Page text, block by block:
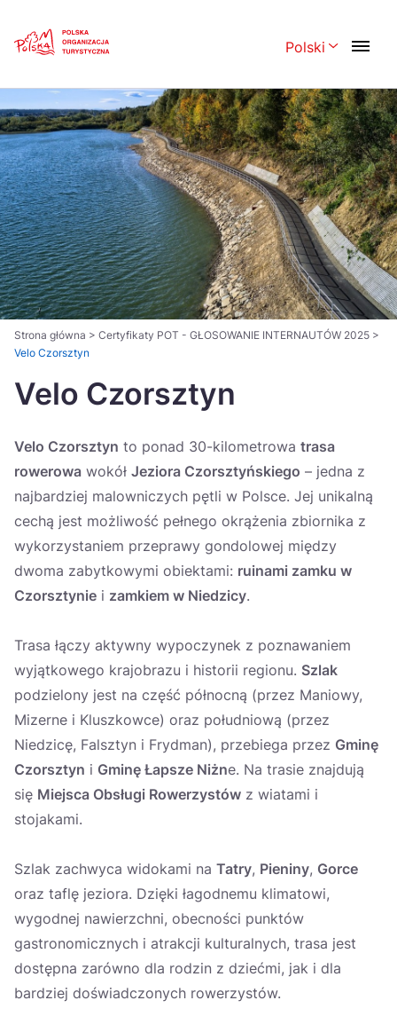
Polski
Polski English
Česká 中国
Dansk Deutsch
Español Français
Italiano Magyar
Nederlands 日本語
Português Norsk
Україна
Zamknij
Strona główna > Certyfikaty POT - GŁOSOWANIE INTERNAUTÓW 2025 >
Velo Czorsztyn
Velo Czorsztyn
Velo Czorsztyn to ponad 30-kilometrowa trasa
rowerowa wokół Jeziora Czorsztyńskiego – jedna z
najbardziej malowniczych pętli w Polsce. Jej unikalną
cechą jest możliwość pełnego okrążenia zbiornika z
wykorzystaniem przeprawy gondolowej między
dwoma zabytkowymi obiektami: ruinami zamku w
Czorsztynie i zamkiem w Niedzicy.
Trasa łączy aktywny wypoczynek z poznawaniem
wyjątkowego krajobrazu i historii regionu. Szlak
podzielony jest na część północną (przez Maniowy,
Mizerne i Kluszkowce) oraz południową (przez
Niedzicę, Falsztyn i Frydman), przebiega przez Gminę
Czorsztyn i Gminę Łapsze Niżne. Na trasie znajdują
się Miejsca Obsługi Rowerzystów z wiatami i
stojakami.
Szlak zachwyca widokami na Tatry, Pieniny, Gorce
oraz taflę jeziora. Dzięki łagodnemu klimatowi,
wygodnej nawierzchni, obecności punktów
gastronomicznych i atrakcji kulturalnych, trasa jest
dostępna zarówno dla rodzin z dziećmi, jak i dla
bardziej doświadczonych rowerzystów.